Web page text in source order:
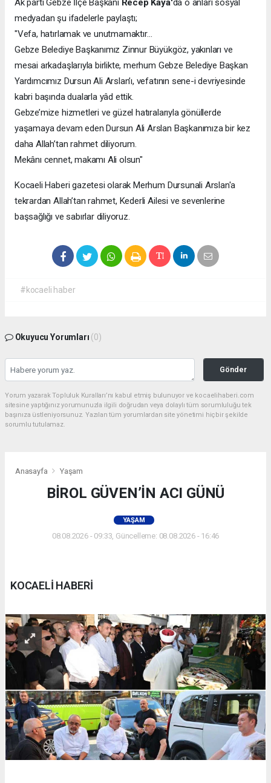
Ak parti Gebze İlçe Başkanı Recep Kaya'da o anları sosyal
medyadan şu ifadelerle paylaştı;
"Vefa, hatırlamak ve unutmamaktır…
Gebze Belediye Başkanımız Zinnur Büyükgöz, yakınları ve
mesai arkadaşlarıyla birlikte, merhum Gebze Belediye Başkan
Yardımcımız Dursun Ali Arslan’ı, vefatının sene-i devriyesinde
kabri başında dualarla yâd ettik.
Gebze’mize hizmetleri ve güzel hatıralarıyla gönüllerde
yaşamaya devam eden Dursun Ali Arslan Başkanımıza bir kez
daha Allah’tan rahmet diliyorum.
Mekânı cennet, makamı Ali olsun"
Kocaeli Haberi gazetesi olarak Merhum Dursunali Arslan'a
tekrardan Allah’tan rahmet, Kederli Ailesi ve sevenlerine
başsağlığı ve sabırlar diliyoruz.
#kocaeli haber
Okuyucu Yorumları (0)
Gönder
Yorum yazarak Topluluk Kuralları’nı kabul etmiş bulunuyor ve kocaelihaberi.com
sitesine yaptığınız yorumunuzla ilgili doğrudan veya dolaylı tüm sorumluluğu tek
başınıza üstleniyorsunuz. Yazılan tüm yorumlardan site yönetimi hiçbir şekilde
sorumlu tutulamaz.
Anasayfa Yaşam
BİROL GÜVEN’İN ACI GÜNÜ
YAŞAM
08.08.2026 - 09:33, Güncelleme: 08.08.2026 - 16:46
KOCAELİ HABERİ